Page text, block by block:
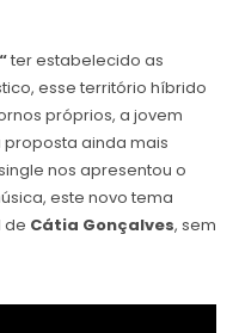
“ter estabelecido as
esse território híbrido
próprios, a jovem
ainda mais
nos apresentou o
este novo tema
de Cátia Gonçalves, sem